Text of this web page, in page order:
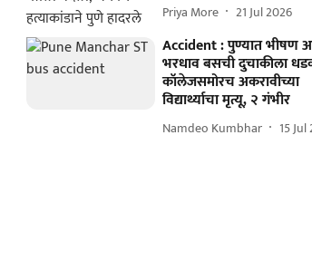
Priya More 21 Jul 2026
Accident : पुण्यात भीषण
भरधाव बसची दुचाकीला
कॉलेजसमोरच अकरावीच्या
विद्यार्थ्याचा मृत्यू, २ गंभीर
Namdeo Kumbhar 15